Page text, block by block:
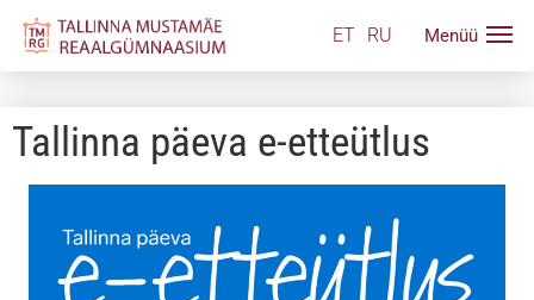
ET RU
Tallinna päeva e-etteütlus